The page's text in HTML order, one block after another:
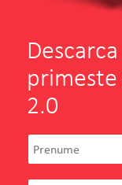
primeste
2.0